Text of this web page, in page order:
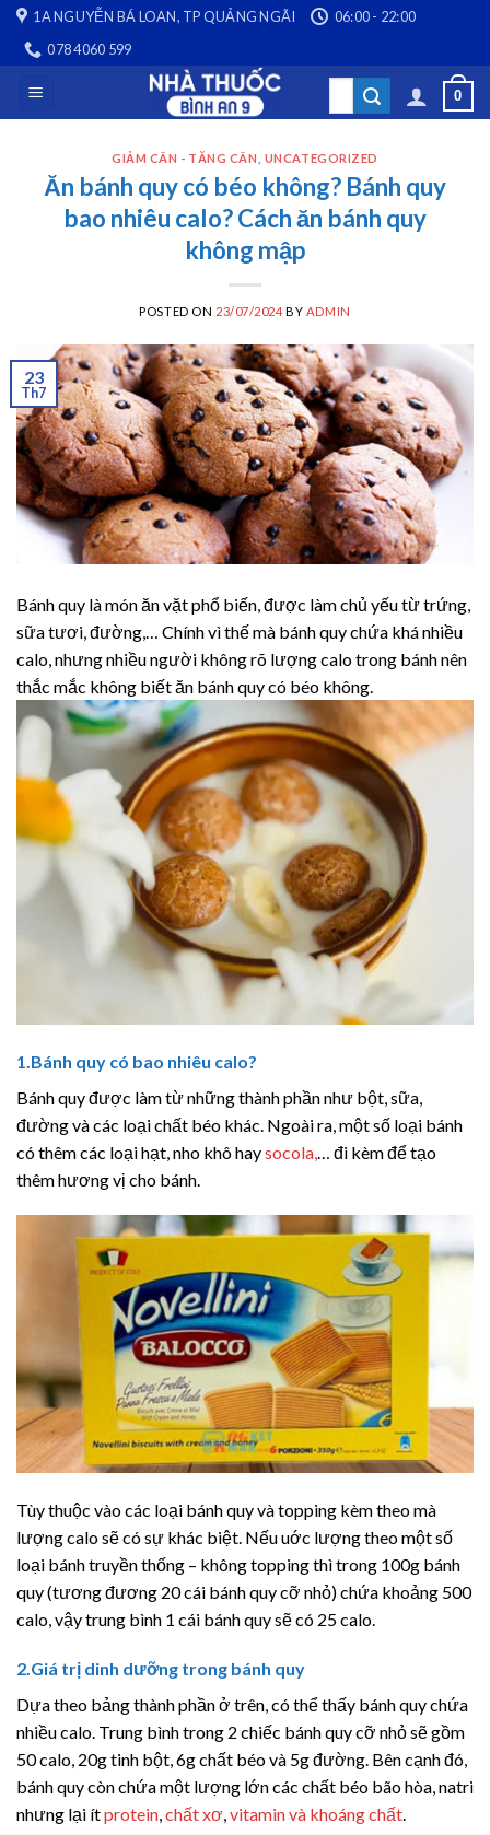
Skip
content
1A NGUYỄN BÁ LOAN, TP QUẢNG NGÃI
06:00 - 22:00
078 4060 599
Search
0
GIẢM CÂN - TĂNG CÂN UNCATEGORIZED
Ăn bánh quy có béo không? Bánh quy
bao nhiêu calo? Cách ăn bánh quy
không mập
POSTED ON 23/07/2024 BY ADMIN
23
Th7
Bánh quy là món ăn vặt phổ biến, được làm chủ yếu từ trứng,
sữa tươi, đường,… Chính vì thế mà bánh quy chứa khá nhiều
calo, nhưng nhiều người không rõ lượng calo trong bánh nên
thắc mắc không biết ăn bánh quy có béo không.
1.Bánh quy có bao nhiêu calo?
Bánh quy được làm từ những thành phần như bột, sữa,
đường và các loại chất béo khác. Ngoài ra, một số loại bánh
có thêm các loại hạt, nho khô haysocola,
… đi kèm để tạo
thêm hương vị cho bánh.
Tùy thuộc vào các loại bánh quy và topping kèm theo mà
lượng calo sẽ có sự khác biệt. Nếu uớc lượng theo một số
loại bánh truyền thống – không topping thì trong 100g bánh
quy (tương đương 20 cái bánh quy cỡ nhỏ) chứa khoảng 500
calo, vậy trung bình 1 cái bánh quy sẽ có 25 calo.
2.Giá trị dinh dưỡng trong bánh quy
Dựa theo bảng thành phần ở trên, có thể thấy bánh quy chứa
nhiều calo. Trung bình trong 2 chiếc bánh quy cỡ nhỏ sẽ gồm
50 calo, 20g tinh bột, 6g chất béo và 5g đường. Bên cạnh đó,
bánh quy còn chứa một lượng lớn các chất béo bão hòa, natri
nhưng lại ítprotein,chất xơ,vitamin và khoáng chất.